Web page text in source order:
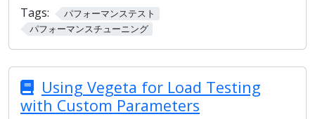
Tags:
パフォーマンステスト
パフォーマンスチューニング
Using Vegeta for Load Testing
with Custom Parameters